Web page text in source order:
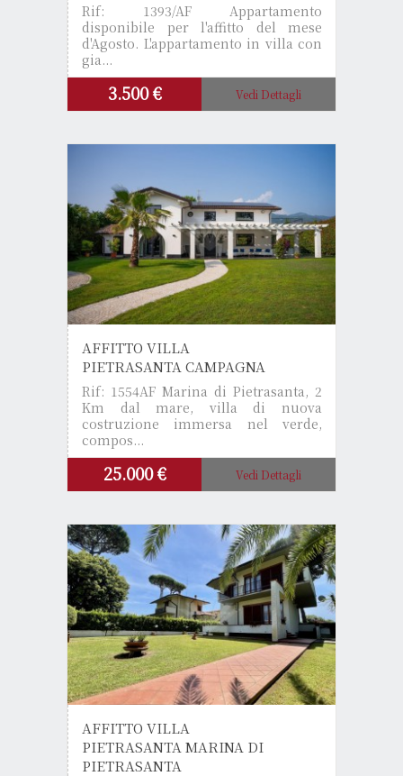
Rif: 1393/AFAppartamento
disponibile per l'affitto del mese
d'Agosto. L'appartamento in villa con
gia...
3.500 € Vedi Dettagli
AFFITTO VILLA
PIETRASANTA CAMPAGNA
Rif: 1554AF Marina di Pietrasanta, 2
Km dal mare, villa di nuova
costruzione immersa nel verde,
compos...
25.000 € Vedi Dettagli
AFFITTO VILLA
PIETRASANTA MARINA DI
PIETRASANTA